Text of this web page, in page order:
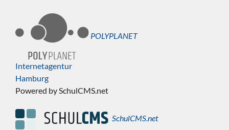
POLYPLANET
Internetagentur
Hamburg
Powered by SchulCMS.net
SchulCMS.net